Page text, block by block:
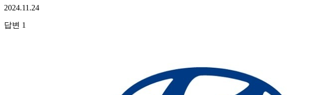
2024.11.24
답변 1